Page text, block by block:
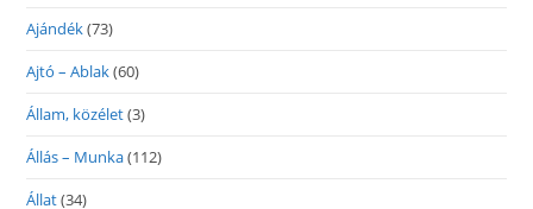
Ajándék(73)
Ajtó – Ablak(60)
Állam, közélet(3)
Állás – Munka(112)
Állat(34)